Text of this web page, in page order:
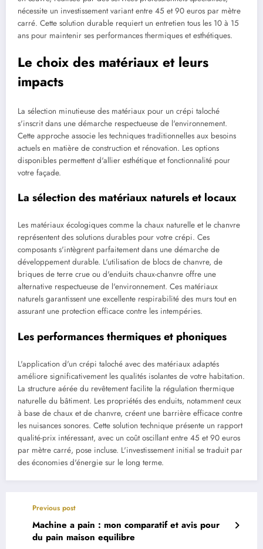
nécessite un investissement variant entre 45 et 90 euros par mètre
carré. Cette solution durable requiert un entretien tous les 10 à 15
ans pour maintenir ses performances thermiques et esthétiques.
Le choix des matériaux et leurs
impacts
La sélection minutieuse des matériaux pour un crépi taloché
s'inscrit dans une démarche respectueuse de l'environnement.
Cette approche associe les techniques traditionnelles aux besoins
actuels en matière de construction et rénovation. Les options
disponibles permettent d'allier esthétique et fonctionnalité pour
votre façade.
La sélection des matériaux naturels et locaux
Les matériaux écologiques comme la chaux naturelle et le chanvre
représentent des solutions durables pour votre crépi. Ces
composants s'intègrent parfaitement dans une démarche de
développement durable. L'utilisation de blocs de chanvre, de
briques de terre crue ou d'enduits chaux-chanvre offre une
alternative respectueuse de l'environnement. Ces matériaux
naturels garantissent une excellente respirabilité des murs tout en
assurant une protection efficace contre les intempéries.
Les performances thermiques et phoniques
L'application d'un crépi taloché avec des matériaux adaptés
améliore significativement les qualités isolantes de votre habitation.
La structure aérée du revêtement facilite la régulation thermique
naturelle du bâtiment. Les propriétés des enduits, notamment ceux
à base de chaux et de chanvre, créent une barrière efficace contre
les nuisances sonores. Cette solution technique présente un rapport
qualité-prix intéressant, avec un coût oscillant entre 45 et 90 euros
par mètre carré, pose incluse. L'investissement initial se traduit par
des économies d'énergie sur le long terme.
Previous post
Machine a pain : mon comparatif et avis pour
du pain maison equilibre